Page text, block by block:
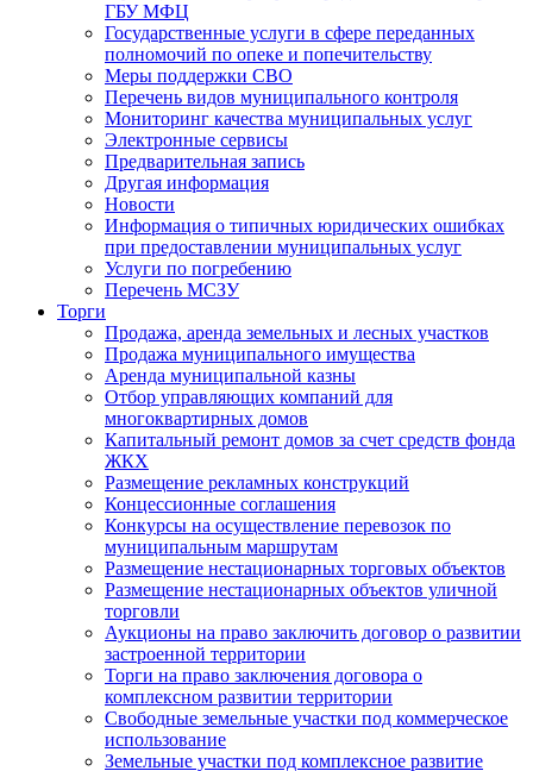
ГБУ МФЦ
Государственные услуги в сфере переданных
полномочий по опеке и попечительству
Меры поддержки СВО
Перечень видов муниципального контроля
Мониторинг качества муниципальных услуг
Электронные сервисы
Предварительная запись
Другая информация
Новости
Информация о типичных юридических ошибках
при предоставлении муниципальных услуг
Услуги по погребению
Перечень МСЗУ
Торги
Продажа, аренда земельных и лесных участков
Продажа муниципального имущества
Аренда муниципальной казны
Отбор управляющих компаний для
многоквартирных домов
Капитальный ремонт домов за счет средств фонда
ЖКХ
Размещение рекламных конструкций
Концессионные соглашения
Конкурсы на осуществление перевозок по
муниципальным маршрутам
Размещение нестационарных торговых объектов
Размещение нестационарных объектов уличной
торговли
Аукционы на право заключить договор о развитии
застроенной территории
Торги на право заключения договора о
комплексном развитии территории
Свободные земельные участки под коммерческое
использование
Земельные участки под комплексное развитие